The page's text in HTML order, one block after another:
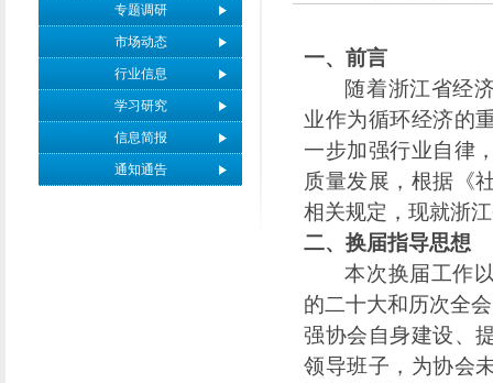
专题调研
市场动态
行业信息
学习研究
信息简报
通知通告
一、前言
随着浙江省经
业作为循环经济的
一步加强行业自律
质量发展，根据《
相关规定，现就浙
二、换届指导思想
本次换届工作
的二十大和历次全
强协会自身建设、
领导班子，为协会